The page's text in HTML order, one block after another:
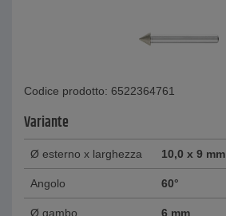
Codice prodotto: 6522364761
Variante
Ø esterno x larghezza 10,0 x 9 mm
Angolo 60°
Ø gambo 6 mm